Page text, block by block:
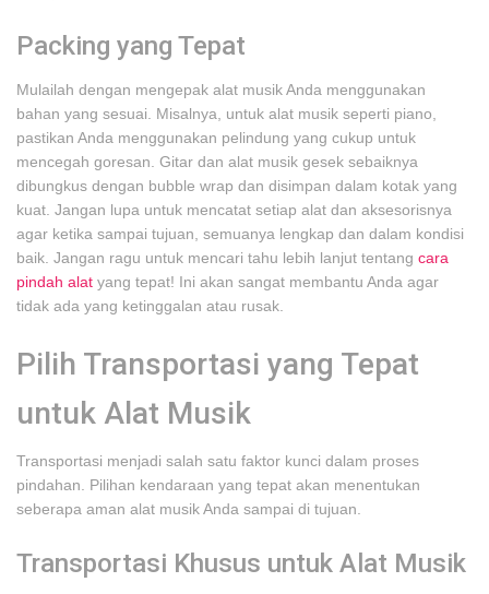
Packing yang Tepat
Mulailah dengan mengepak alat musik Anda menggunakan
bahan yang sesuai. Misalnya, untuk alat musik seperti piano,
pastikan Anda menggunakan pelindung yang cukup untuk
mencegah goresan. Gitar dan alat musik gesek sebaiknya
dibungkus dengan bubble wrap dan disimpan dalam kotak yang
kuat. Jangan lupa untuk mencatat setiap alat dan aksesorisnya
agar ketika sampai tujuan, semuanya lengkap dan dalam kondisi
baik. Jangan ragu untuk mencari tahu lebih lanjut tentang cara
pindah alat yang tepat! Ini akan sangat membantu Anda agar
tidak ada yang ketinggalan atau rusak.
Pilih Transportasi yang Tepat
untuk Alat Musik
Transportasi menjadi salah satu faktor kunci dalam proses
pindahan. Pilihan kendaraan yang tepat akan menentukan
seberapa aman alat musik Anda sampai di tujuan.
Transportasi Khusus untuk Alat Musik